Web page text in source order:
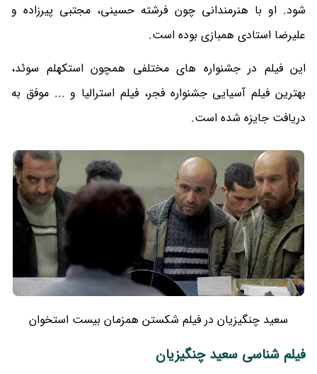
شود. او با هنرمندانی چون فرشته حسینی، مجتبی پیرزاده و
علیرضا استادی همبازی بوده است.
این فیلم در جشنواره های مختلفی همچون استکهلم سوئد،
بهترین فیلم آسیایی جشنواره فجر، فیلم استرالیا و ... موفق به
دریافت جایزه شده است.
سعید چنگیزیان در فیلم شکستن همزمان بیست استخوان
فیلم شناسی سعید چنگیزیان